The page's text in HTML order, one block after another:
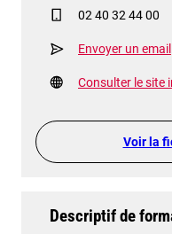
02 40 32 44 00
Envoyer un email
Consulter le site
Voir la
Descriptif de